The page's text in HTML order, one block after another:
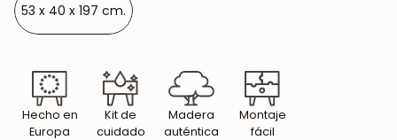
53 x 40 x 197 cm.
Hecho en
Europa
Kit de
cuidado
Madera
auténtica
Montaje
fácil